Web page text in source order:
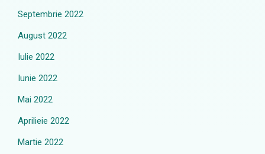
Septembrie 2022
August 2022
Iulie 2022
Iunie 2022
Mai 2022
Aprilieie 2022
Martie 2022